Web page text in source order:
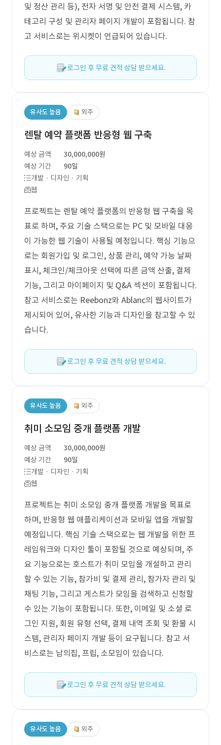
및 정산 관리 등), 전자 서명 및 안전 결제 시스템, 카
테고리 구성 및 관리자 페이지 개발이 포함됩니다. 참
고 서비스로는 위시켓이 언급되어 있습니다.
로그인 후 무료 견적 상담 받으세요.
유사도 높음 외주
렌탈 예약 플랫폼 반응형 웹 구축
예상 금액
30,000,000원
예상 기간
90일
개발 · 디자인 · 기획
웹
프로젝트는 렌탈 예약 플랫폼의 반응형 웹 구축을 목
표로 하며, 주요 기술 스택으로는 PC 및 모바일 대응
이 가능한 웹 기술이 사용될 예정입니다. 핵심 기능으
로는 회원가입 및 로그인, 상품 관리, 예약 가능 날짜
표시, 체크인/체크아웃 선택에 따른 금액 산출, 결제
기능, 그리고 마이페이지 및 Q&A 섹션이 포함됩니다.
참고 서비스로는 Reebonz와 Ablanc의 웹사이트가
제시되어 있어, 유사한 기능과 디자인을 참고할 수 있
습니다.
로그인 후 무료 견적 상담 받으세요.
유사도 높음 외주
취미 소모임 중개 플랫폼 개발
예상 금액
30,000,000원
예상 기간
90일
개발 · 디자인 · 기획
웹
프로젝트는 취미 소모임 중개 플랫폼 개발을 목표로
하며, 반응형 웹 애플리케이션과 모바일 앱을 개발할
예정입니다. 핵심 기술 스택으로는 웹 개발을 위한 프
레임워크와 디자인 툴이 포함될 것으로 예상되며, 주
요 기능으로는 호스트가 취미 모임을 개설하고 관리
할 수 있는 기능, 참가비 및 결제 관리, 참가자 관리 및
채팅 기능, 그리고 게스트가 모임을 검색하고 신청할
수 있는 기능이 포함됩니다. 또한, 이메일 및 소셜 로
그인 지원, 회원 유형 선택, 결제 내역 조회 및 환불 시
스템, 관리자 페이지 개발 등이 요구됩니다. 참고 서
비스로는 남의집, 프립, 소모임이 있습니다.
로그인 후 무료 견적 상담 받으세요.
유사도 높음 외주